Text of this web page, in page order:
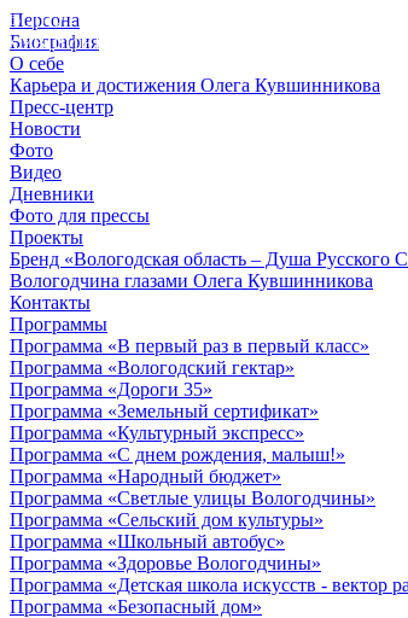
Персона
Биография
О себе
Карьера и достижения Олега Кувшинникова
Пресс-центр
Новости
Фото
Видео
Дневники
Фото для прессы
Проекты
Бренд «Вологодская область – Душа Русского
Вологодчина глазами Олега Кувшинникова
Контакты
Программы
Программа «В первый раз в первый класс»
Программа «Вологодский гектар»
Программа «Дороги 35»
Программа «Земельный сертификат»
Программа «Культурный экспресс»
Программа «С днем рождения, малыш!»
Программа «Народный бюджет»
Программа «Светлые улицы Вологодчины»
Программа «Сельский дом культуры»
Программа «Школьный автобус»
Программа «Здоровье Вологодчины»
Программа «Детская школа искусств - вектор
Программа «Безопасный дом»
© 2012 - 2023,
КУВШИННИКОВ О.А.